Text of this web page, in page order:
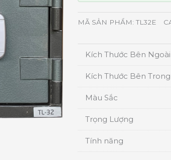
MÃ SẢN PHẨM:TL32E
Kích Thước Bên Ngoài
Kích Thước Bên Trong
Màu Sắc
Trọng Lượng
Tính năng